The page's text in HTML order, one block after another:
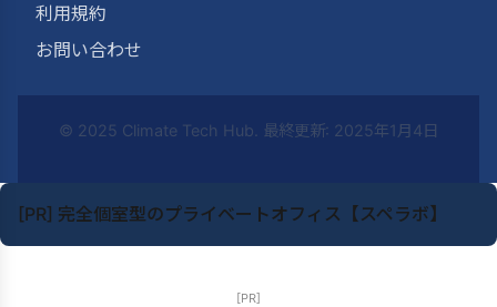
利用規約
お問い合わせ
© 2025 Climate Tech Hub. 最終更新: 2025年1月4日
[PR] 完全個室型のプライベートオフィス【スペラボ】
[PR]